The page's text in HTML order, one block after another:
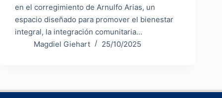
en el corregimiento de Arnulfo Arias, un
espacio diseñado para promover el bienestar
integral, la integración comunitaria…
Magdiel Giehart
25/10/2025